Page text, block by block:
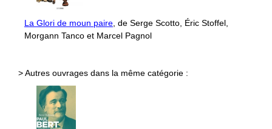
La Glori de moun paire, de Serge Scotto, Éric Stoffel,
Morgann Tanco et Marcel Pagnol
> Autres ouvrages dans la même catégorie :